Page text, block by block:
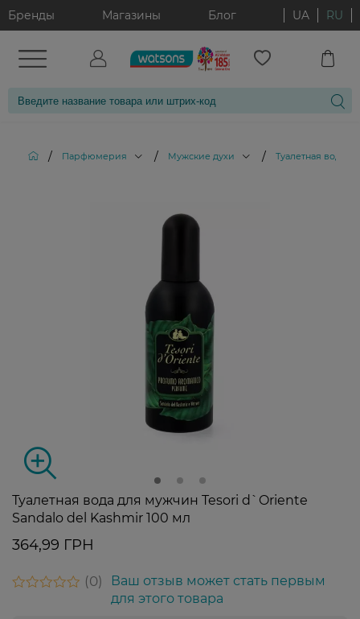
Бренды Магазины Блог UA RU
/ Парфюмерия / Мужские духи / Туалетная вода
Туалетная вода для мужчин Tesori d`Oriente
Sandalo del Kashmir 100 мл
364,99 ГРН
0
Ваш отзыв может стать первым
для этого товара